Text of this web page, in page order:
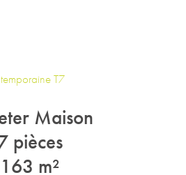
T7
Maison
pièces
163 m²